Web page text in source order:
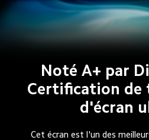
Noté A+ par
Certification de
d'écran
Cet écran est l'un des